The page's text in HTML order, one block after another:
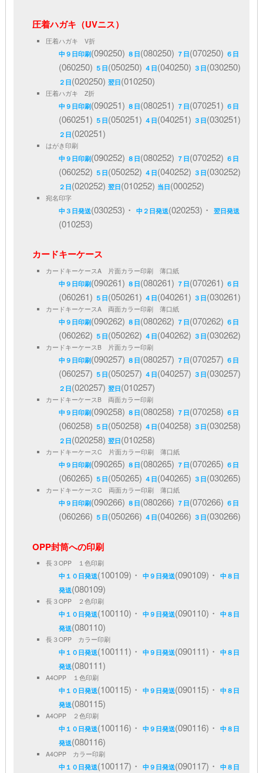
圧着ハガキ（UVニス）
圧着ハガキ V折
中９日印刷(090250) ８日(080250) ７日(070250) ６日
(060250) ５日(050250) ４日(040250) ３日(030250)
２日(020250)翌日(010250)
圧着ハガキ Z折
中９日印刷(090251) ８日(080251) ７日(070251) ６日
(060251) ５日(050251) ４日(040251) ３日(030251)
２日(020251)
はがき印刷
中９日印刷(090252) ８日(080252) ７日(070252) ６日
(060252) ５日(050252) ４日(040252) ３日(030252)
２日(020252)翌日(010252) 当日(000252)
宛名印字
中３日発送(030253)・中２日発送(020253)・翌日発送
(010253)
カードキーケース
カードキーケースA 片面カラー印刷 薄口紙
中９日印刷(090261) ８日(080261) ７日(070261) ６日
(060261) ５日(050261) ４日(040261) ３日(030261)
カードキーケースA 両面カラー印刷 薄口紙
中９日印刷(090262) ８日(080262) ７日(070262) ６日
(060262) ５日(050262) ４日(040262) ３日(030262)
カードキーケースB 片面カラー印刷
中９日印刷(090257) ８日(080257) ７日(070257) ６日
(060257) ５日(050257) ４日(040257) ３日(030257)
２日(020257)翌日(010257)
カードキーケースB 両面カラー印刷
中９日印刷(090258) ８日(080258) ７日(070258) ６日
(060258) ５日(050258) ４日(040258) ３日(030258)
２日(020258)翌日(010258)
カードキーケースC 片面カラー印刷 薄口紙
中９日印刷(090265) ８日(080265) ７日(070265) ６日
(060265) ５日(050265) ４日(040265) ３日(030265)
カードキーケースC 両面カラー印刷 薄口紙
中９日印刷(090266) ８日(080266) ７日(070266) ６日
(060266) ５日(050266) ４日(040266) ３日(030266)
OPP封筒への印刷
長３OPP １色印刷
中１０日発送(100109)・中９日発送(090109)・中８日
発送(080109)
長３OPP ２色印刷
中１０日発送(100110)・中９日発送(090110)・中８日
発送(080110)
長３OPP カラー印刷
中１０日発送(100111)・中９日発送(090111)・中８日
発送(080111)
A4OPP １色印刷
中１０日発送(100115)・中９日発送(090115)・中８日
発送(080115)
A4OPP ２色印刷
中１０日発送(100116)・中９日発送(090116)・中８日
発送(080116)
A4OPP カラー印刷
中１０日発送(100117)・中９日発送(090117)・中８日